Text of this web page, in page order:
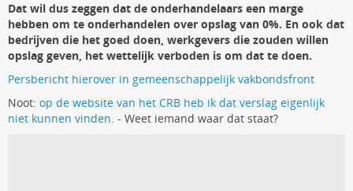
Dat wil dus zeggen dat de onderhandelaars een marge
hebben om te onderhandelen over opslag van 0%. En ook dat
bedrijven die het goed doen, werkgevers die zouden willen
opslag geven, het wettelijk verboden is om dat te doen.
Persbericht hierover in gemeenschappelijk vakbondsfront
Noot: op de website van het CRB heb ik dat verslag eigenlijk
niet kunnen vinden. - Weet iemand waar dat staat?